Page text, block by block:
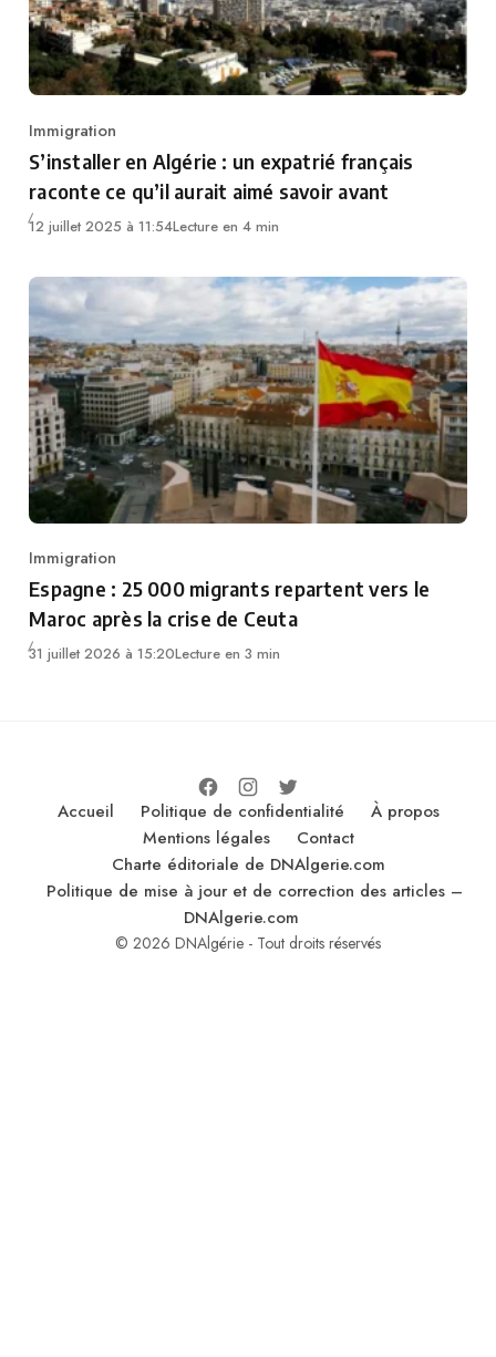
Category
Immigration
S’installer en Algérie : un expatrié français
raconte ce qu’il aurait aimé savoir avant
12 juillet 2025 à 11:54Lecture en 4 min
Category
Immigration
Espagne : 25 000 migrants repartent vers le
Maroc après la crise de Ceuta
31 juillet 2026 à 15:20Lecture en 3 min
Accueil Politique de confidentialité
À propos
Mentions légales
Contact
Charte éditoriale de DNAlgerie.com
Politique de mise à jour et de correction des articles –
DNAlgerie.com
© 2026 DNAlgérie - Tout droits réservés